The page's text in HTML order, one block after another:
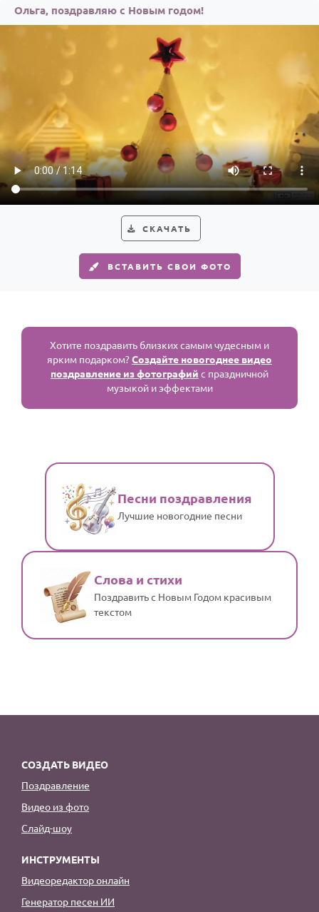
Детям
ПЕРСОНАЛЬНЫЕ
Пожелания
По именам
По годам
Ольга, поздравляю с Новым годом!
СКАЧАТЬ
ВСТАВИТЬ СВОИ ФОТО
Хотите поздравить близких самым чудесным и
ярким подарком?Создайте новогоднее видео
поздравление из фотографий с праздничной
музыкой и эффектами
Песни поздравления
Лучшие новогодние песни
Слова и стихи
Поздравить с Новым Годом красивым
текстом
СОЗДАТЬ ВИДЕО
Поздравление
Видео из фото
Слайд-шоу
ИНСТРУМЕНТЫ
Видеоредактор онлайн
Генератор песен ИИ